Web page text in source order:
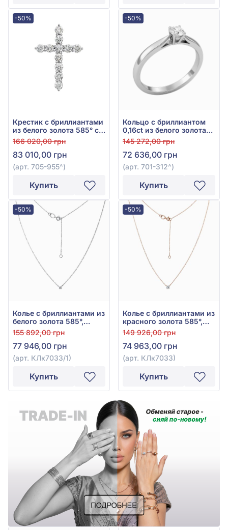
-50%
Крестик с бриллиантами
из белого золота 585° с
бриллиантом 0,68ct, арт.
705-955
166 020,00 грн
83 010,00 грн
(арт. 705-955^)
Купить
-50%
Кольцо с бриллиантом
0,16ct из белого золота
585°, арт. 701-312
145 272,00 грн
72 636,00 грн
(арт. 701-312^)
Купить
-50%
Колье с бриллиантами из
белого золота 585°,
Бриллиант 0,54ct, арт.
КЛк7033/1
155 892,00 грн
77 946,00 грн
(арт. КЛк7033/1)
Купить
-50%
Колье с бриллиантами из
красного золота 585°,
Бриллиант 0,51ct, арт.
КЛк7033
149 926,00 грн
74 963,00 грн
(арт. КЛк7033)
Купить